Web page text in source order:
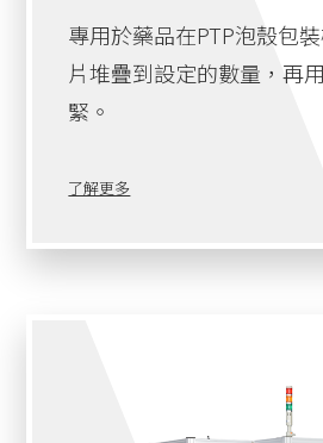
專用於藥品在PTP泡殼包
片堆疊到設定的數量，再
緊。
了解更多